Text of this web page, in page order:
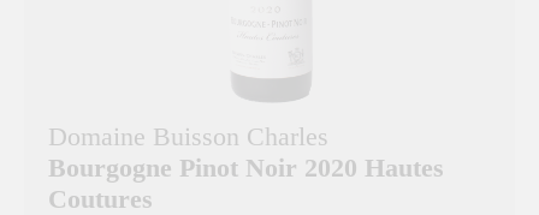
Domaine Buisson Charles
Bourgogne Pinot Noir 2020 Hautes
Coutures